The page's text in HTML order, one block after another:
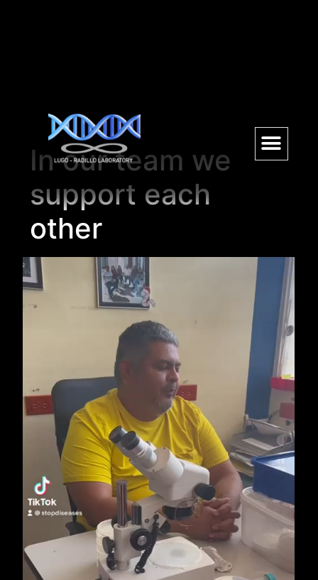
In our team we
support each
other